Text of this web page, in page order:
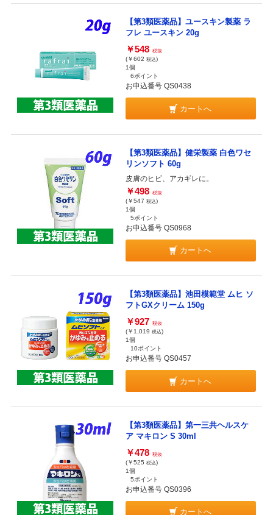
【第3類医薬品】ユースキン製薬 ラ
フレ ユースキン 20g
￥548 税抜
(￥602 税込)
1個
6ポイント
お申込番号 QS0438
カートへ
【第3類医薬品】健栄製薬 白色ワセ
リンソフト 60g
皮膚のヒビ、アカギレに。
￥498 税抜
(￥547 税込)
1個
5ポイント
お申込番号 QS0968
カートへ
【第3類医薬品】池田模範堂 ムヒ ソ
フトGXクリーム 150g
￥927 税抜
(￥1,019 税込)
1個
10ポイント
お申込番号 QS0457
カートへ
【第3類医薬品】第一三共ヘルスケ
ア マキロン S 30ml
￥478 税抜
(￥525 税込)
1個
5ポイント
お申込番号 QS0396
カートへ